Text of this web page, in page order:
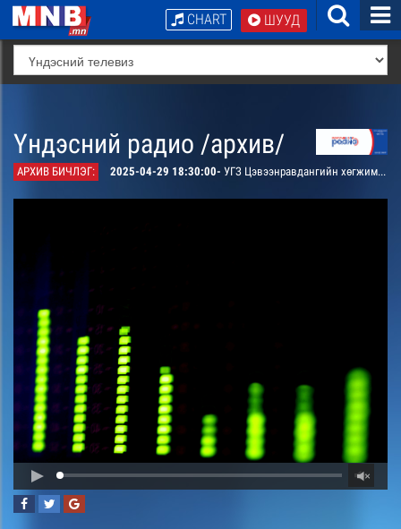
ШУУД
CHART
Үндэсний радио /архив/
АРХИВ БИЧЛЭГ: 2025-04-29 18:30:00- УГЗ Цэвээнравдангийн хөгжим, УГЗ Лутбаярын шүлэг “Дуут нуур” дуу